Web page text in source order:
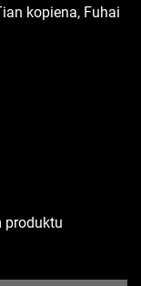
kopiena, Fuhai
produktu